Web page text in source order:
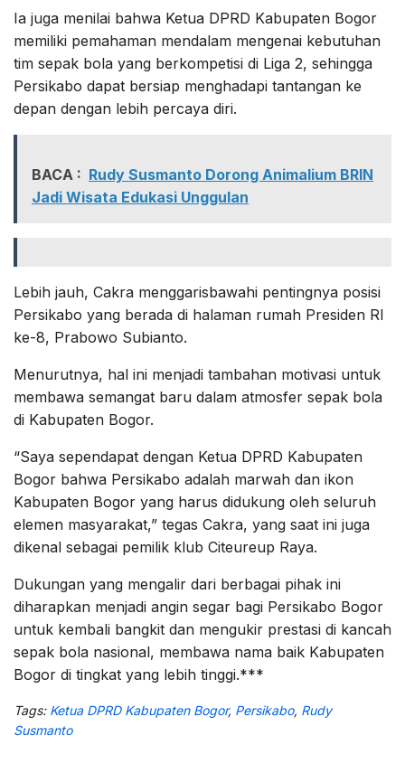
Ia juga menilai bahwa Ketua DPRD Kabupaten Bogor
memiliki pemahaman mendalam mengenai kebutuhan
tim sepak bola yang berkompetisi di Liga 2, sehingga
Persikabo dapat bersiap menghadapi tantangan ke
depan dengan lebih percaya diri.
BACA : Rudy Susmanto Dorong Animalium BRIN
Jadi Wisata Edukasi Unggulan
Lebih jauh, Cakra menggarisbawahi pentingnya posisi
Persikabo yang berada di halaman rumah Presiden RI
ke-8, Prabowo Subianto.
Menurutnya, hal ini menjadi tambahan motivasi untuk
membawa semangat baru dalam atmosfer sepak bola
di Kabupaten Bogor.
“Saya sependapat dengan Ketua DPRD Kabupaten
Bogor bahwa Persikabo adalah marwah dan ikon
Kabupaten Bogor yang harus didukung oleh seluruh
elemen masyarakat,” tegas Cakra, yang saat ini juga
dikenal sebagai pemilik klub Citeureup Raya.
Dukungan yang mengalir dari berbagai pihak ini
diharapkan menjadi angin segar bagi Persikabo Bogor
untuk kembali bangkit dan mengukir prestasi di kancah
sepak bola nasional, membawa nama baik Kabupaten
Bogor di tingkat yang lebih tinggi.***
Tags: Ketua DPRD Kabupaten Bogor, Persikabo, Rudy
Susmanto